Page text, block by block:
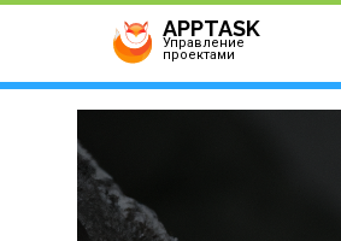
APPTASK
Управление
проектами